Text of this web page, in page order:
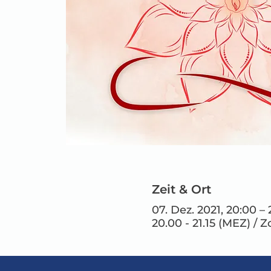
Zeit & Ort
07. Dez. 2021, 20:00 –
20.00 - 21.15 (MEZ) /